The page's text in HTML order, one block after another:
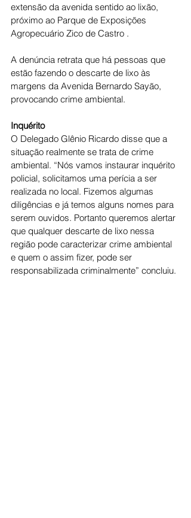
extensão da avenida sentido ao lixão,
próximo ao Parque de Exposições
Agropecuário Zico de Castro .
A denúncia retrata que há pessoas que
estão fazendo o descarte de lixo às
margens da Avenida Bernardo Sayão,
provocando crime ambiental.
Inquérito
O Delegado Glênio Ricardo disse que a
situação realmente se trata de crime
ambiental. “Nós vamos instaurar inquérito
policial, solicitamos uma perícia a ser
realizada no local. Fizemos algumas
diligências e já temos alguns nomes para
serem ouvidos. Portanto queremos alertar
que qualquer descarte de lixo nessa
região pode caracterizar crime ambiental
e quem o assim fizer, pode ser
responsabilizada criminalmente” concluiu.